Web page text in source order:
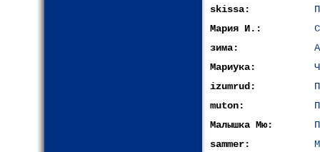
skissa:
Мария И.:
зима:
Мариука:
izumrud:
muton:
Малышка Мю:
sammer: